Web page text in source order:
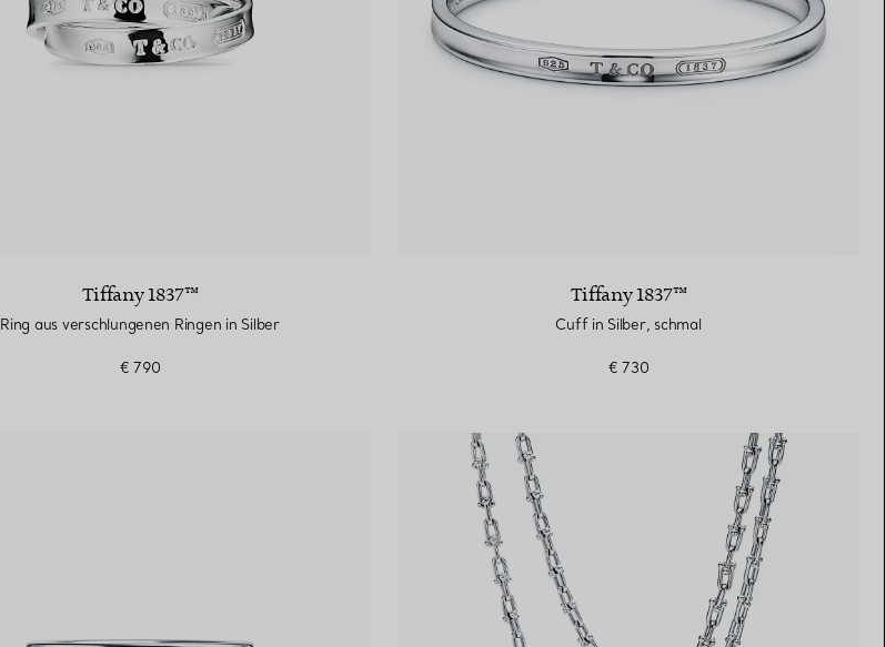
Tiffany 1837™
Ring aus verschlungenen Ringen in Silber
€ 790
Tiffany 1837™
Cuff in Silber, schmal
€ 730